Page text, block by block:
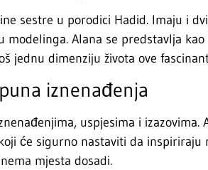
sestre u porodici Hadid. Imaju i
modelinga. Alana se predstavlja
jednu dimenziju života ove
iznenađenja
uspjesima i izazovima.
će sigurno nastaviti da inspiriraju
mjesta dosadi.